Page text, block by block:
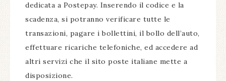
dedicata a Postepay. Inserendo il codice e la
scadenza, si potranno verificare tutte le
transazioni, pagare i bollettini, il bollo dell’auto,
effettuare ricariche telefoniche, ed accedere ad
altri servizi che il sito poste italiane mette a
disposizione.